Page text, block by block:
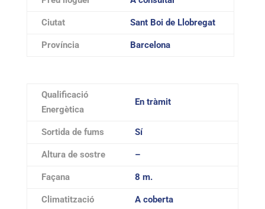
Ciutat Sant Boi de Llobregat
Província Barcelona
Qualificació
Energètica
En tràmit
Sortida de fums Sí
Altura de sostre –
Façana 8 m.
Climatització A coberta